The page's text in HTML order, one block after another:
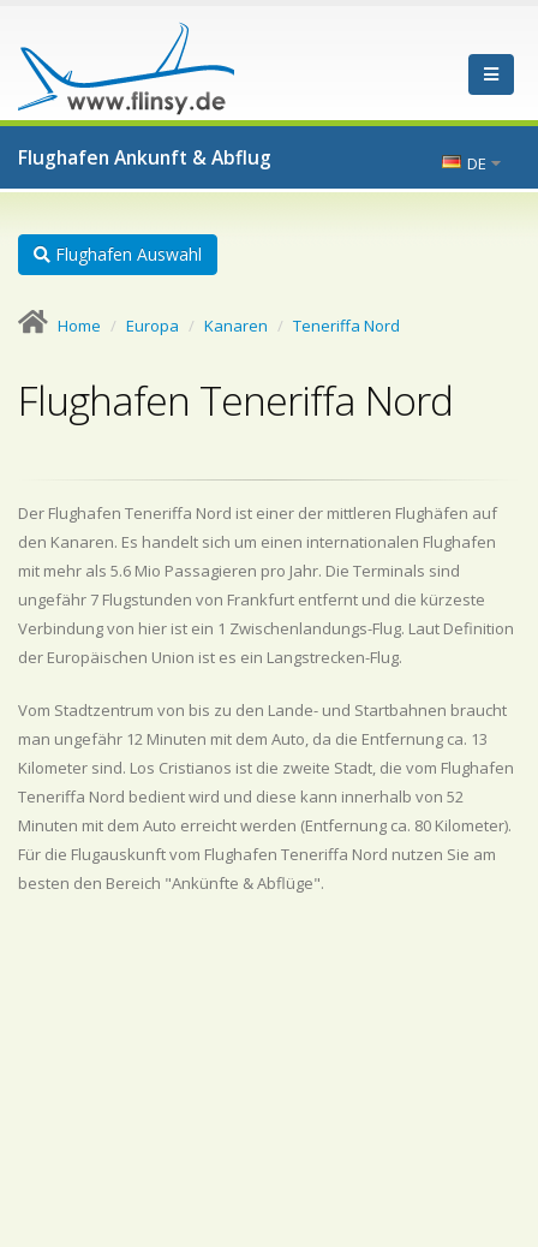
Flughafen Ankunft & Abflug DE
Flughafen Auswahl
Home Europa Kanaren Teneriffa Nord
Flughafen Teneriffa Nord
Der Flughafen Teneriffa Nord ist einer der mittleren Flughäfen auf
den Kanaren. Es handelt sich um einen internationalen Flughafen
mit mehr als 5.6 Mio Passagieren pro Jahr. Die Terminals sind
ungefähr 7 Flugstunden von Frankfurt entfernt und die kürzeste
Verbindung von hier ist ein 1 Zwischenlandungs-Flug. Laut Definition
der Europäischen Union ist es ein Langstrecken-Flug.
Vom Stadtzentrum von bis zu den Lande- und Startbahnen braucht
man ungefähr 12 Minuten mit dem Auto, da die Entfernung ca. 13
Kilometer sind. Los Cristianos ist die zweite Stadt, die vom Flughafen
Teneriffa Nord bedient wird und diese kann innerhalb von 52
Minuten mit dem Auto erreicht werden (Entfernung ca. 80 Kilometer).
Für die Flugauskunft vom Flughafen Teneriffa Nord nutzen Sie am
besten den Bereich "Ankünfte & Abflüge".